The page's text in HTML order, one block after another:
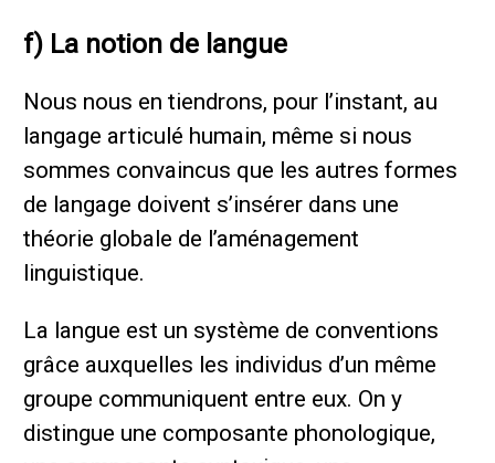
f) La notion de langue
Nous nous en tiendrons, pour l’instant, au
langage articulé humain, même si nous
sommes convaincus que les autres formes
de langage doivent s’insérer dans une
théorie globale de l’aménagement
linguistique.
La langue est un système de conventions
grâce auxquelles les individus d’un même
groupe communiquent entre eux. On y
distingue une composante phonologique,